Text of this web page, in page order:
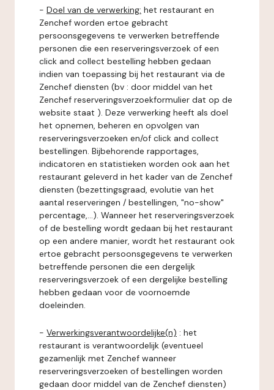
- Doel van de verwerking: het restaurant en
Zenchef worden ertoe gebracht
persoonsgegevens te verwerken betreffende
personen die een reserveringsverzoek of een
click and collect bestelling hebben gedaan
indien van toepassing bij het restaurant via de
Zenchef diensten (bv : door middel van het
Zenchef reserveringsverzoekformulier dat op de
website staat ). Deze verwerking heeft als doel
het opnemen, beheren en opvolgen van
reserveringsverzoeken en/of click and collect
bestellingen. Bijbehorende rapportages,
indicatoren en statistieken worden ook aan het
restaurant geleverd in het kader van de Zenchef
diensten (bezettingsgraad, evolutie van het
aantal reserveringen / bestellingen, "no-show"
percentage,...). Wanneer het reserveringsverzoek
of de bestelling wordt gedaan bij het restaurant
op een andere manier, wordt het restaurant ook
ertoe gebracht persoonsgegevens te verwerken
betreffende personen die een dergelijk
reserveringsverzoek of een dergelijke bestelling
hebben gedaan voor de voornoemde
doeleinden.
- Verwerkingsverantwoordelijke(n) : het
restaurant is verantwoordelijk (eventueel
gezamenlijk met Zenchef wanneer
reserveringsverzoeken of bestellingen worden
gedaan door middel van de Zenchef diensten)